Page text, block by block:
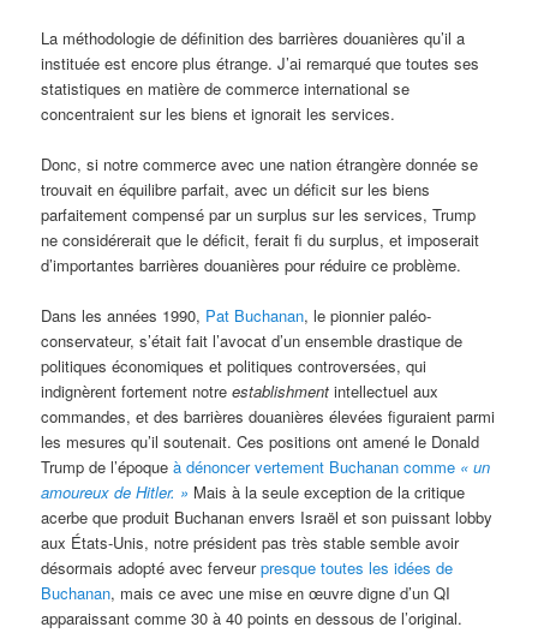
La méthodologie de définition des barrières douanières qu’il a
instituée est encore plus étrange. J’ai remarqué que toutes ses
statistiques en matière de commerce international se
concentraient sur les biens et ignorait les services.
Donc, si notre commerce avec une nation étrangère donnée se
trouvait en équilibre parfait, avec un déficit sur les biens
parfaitement compensé par un surplus sur les services, Trump
ne considérerait que le déficit, ferait fi du surplus, et imposerait
d’importantes barrières douanières pour réduire ce problème.
Dans les années 1990, Pat Buchanan, le pionnier paléo-
conservateur, s’était fait l’avocat d’un ensemble drastique de
politiques économiques et politiques controversées, qui
indignèrent fortement notreestablishment intellectuel aux
commandes, et des barrières douanières élevées figuraient parmi
les mesures qu’il soutenait. Ces positions ont amené le Donald
Trump de l’époqueà dénoncer vertement Buchanan comme « un
amoureux de Hitler. » Mais à la seule exception de la critique
acerbe que produit Buchanan envers Israël et son puissant lobby
aux États-Unis, notre président pas très stable semble avoir
désormais adopté avec ferveurpresque toutes les idées de
Buchanan, mais ce avec une mise en œuvre digne d’un QI
apparaissant comme 30 à 40 points en dessous de l’original.